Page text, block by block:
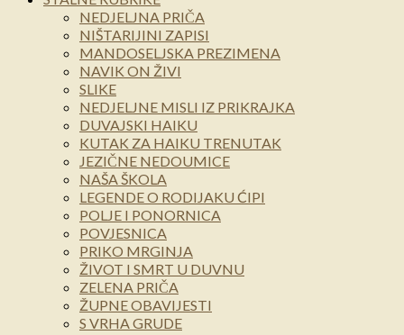
NEDJELJNA PRIČA
NIŠTARIJINI ZAPISI
MANDOSELJSKA PREZIMENA
NAVIK ON ŽIVI
SLIKE
NEDJELJNE MISLI IZ PRIKRAJKA
DUVAJSKI HAIKU
KUTAK ZA HAIKU TRENUTAK
JEZIČNE NEDOUMICE
NAŠA ŠKOLA
LEGENDE O RODIJAKU ĆIPI
POLJE I PONORNICA
POVJESNICA
PRIKO MRGINJA
ŽIVOT I SMRT U DUVNU
ZELENA PRIČA
ŽUPNE OBAVIJESTI
S VRHA GRUDE